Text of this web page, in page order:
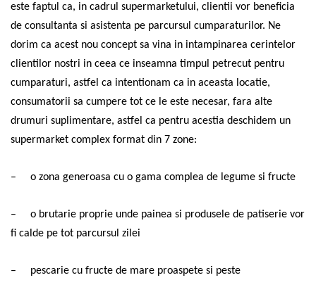
este faptul ca, in cadrul supermarketului, clientii vor beneficia
de consultanta si asistenta pe parcursul cumparaturilor. Ne
dorim ca acest nou concept sa vina in intampinarea cerintelor
clientilor nostri in ceea ce inseamna timpul petrecut pentru
cumparaturi, astfel ca intentionam ca in aceasta locatie,
consumatorii sa cumpere tot ce le este necesar, fara alte
drumuri suplimentare, astfel ca pentru acestia deschidem un
supermarket complex format din 7 zone:
– o zona generoasa cu o gama complea de legume si fructe
–
o brutarie proprie unde painea si produsele de patiserie vor
fi calde pe tot parcursul zilei
– pescarie cu fructe de mare proaspete si peste